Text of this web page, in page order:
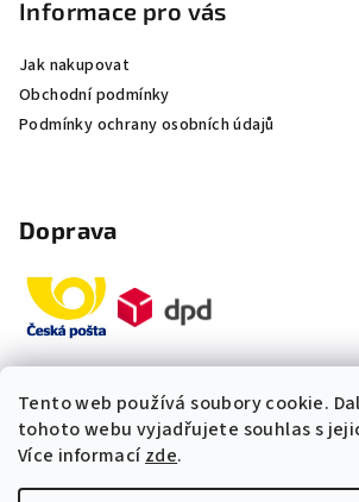
Tento web používá soubory cookie.
tohoto webu vyjadřujete souhlas s
Více informacízde.
Informace pro vás
Jak nakupovat
Obchodní podmínky
Podmínky ochrany osobních údajů
Doprava
Platby